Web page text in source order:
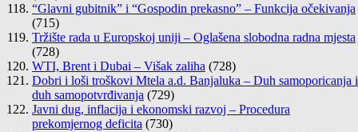
“Glavni gubitnik” i “Gospodin prekasno” – Funkcija očekivanja
(715)
Tržište rada u Europskoj uniji – Oglašena slobodna radna mjesta
(728)
WTI, Brent i Dubai – Višak zaliha (728)
Dobri i loši troškovi Mtela a.d. Banjaluka – Duh samoporicanja i
duh samopotvrđivanja (729)
Javni dug, inflacija i ekonomski razvoj – Procedura
prekomjernog deficita (730)